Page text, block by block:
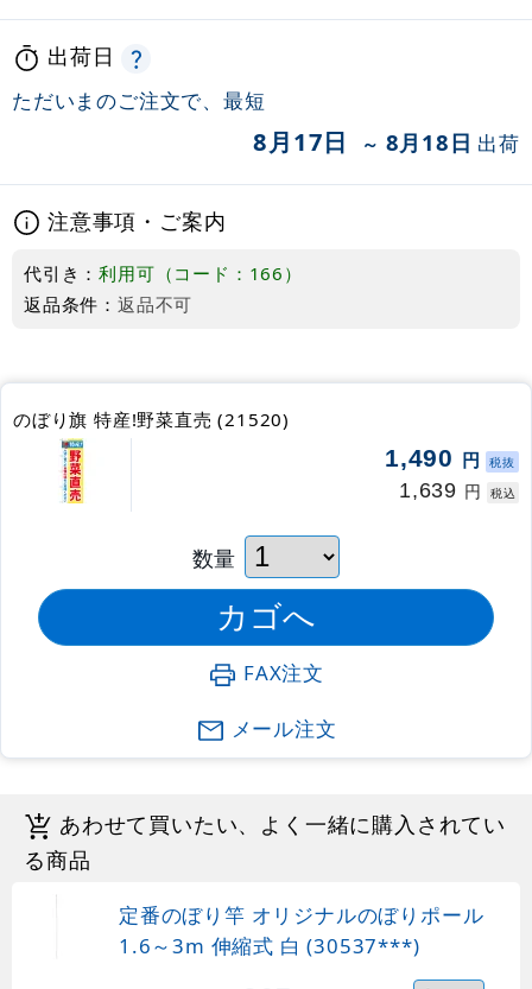
出荷日
ただいまのご注文で、最短
8月17日 ～ 8月18日 出荷
注意事項・ご案内
代引き：利用可（コード：166）
返品条件： 返品不可
のぼり旗 特産!野菜直売 (21520)
1,490 円 税抜
1,639 円 税込
数量
FAX注文
メール注文
あわせて買いたい、よく一緒に購入されてい
る商品
定番のぼり竿 オリジナルのぼりポール
1.6～3m 伸縮式 白 (30537***)